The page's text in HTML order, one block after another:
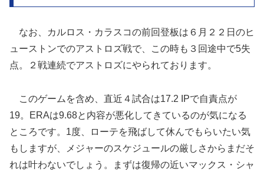
なお、カルロス・カラスコの前回登板は６月２２日のヒ
ューストンでのアストロズ戦で、この時も３回途中で5失
点。２戦連続でアストロズにやられております。
このゲームを含め、直近４試合は17.2 IPで自責点が
19。ERAは9.68と内容が悪化してきているのが気になる
ところです。1度、ローテを飛ばして休んでもらいたい気
もしますが、メジャーのスケジュールの厳しさからまだそ
れは叶わないでしょう。まずは復帰の近いマックス・シャ